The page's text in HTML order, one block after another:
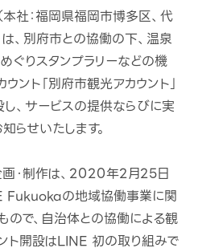
社：福岡県福岡市博多区、代
、別府市との協働の下、温泉
ぐりスタンプラリーなどの機
ント「別府市観光アカウント」
、サービスの提供ならびに実
らせいたします。
・制作は、2020年2月25日
Fukuokaの地域協働事業に関
ので、自治体との協働による観
ト開設はLINE 初の取り組みで